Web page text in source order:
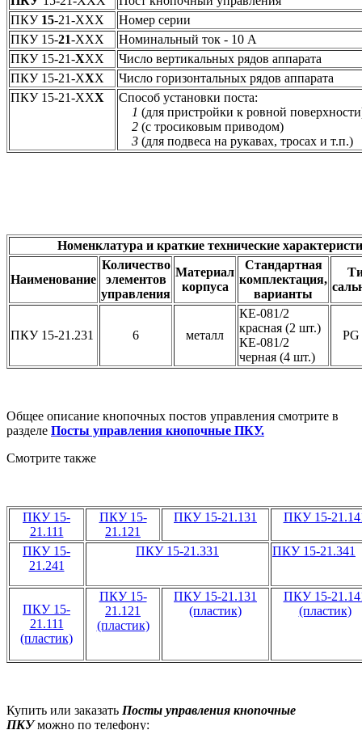
ПКУ 15-21-ХХХ
Номер серии
ПКУ 15-21-ХХХ
Номинальный ток - 10 А
ПКУ 15-21-ХХХ
Число вертикальных рядов аппарата
ПКУ 15-21-ХХХ
Число горизонтальных рядов аппарата
ПКУ 15-21-ХХХ
Способ установки поста:
1 (для пристройки к ровной
2 (с тросиковым приводом)
3 (для подвеса на рукавах, тросах и т.п.)
Номенклатура и краткие технические
Наименование
Количество
элементов
управления
Материал
корпуса
Стандартная
комплектация,
варианты
ПКУ 15-21.231 6 металл
КЕ-081/2
красная (2 шт.)
КЕ-081/2
черная (4 шт.)
PG
Общее описание кнопочных постов управления смотрите в
разделе Посты управления кнопочные ПКУ.
Смотрите также
ПКУ 15-
21.111
ПКУ 15-
21.121
ПКУ 15-21.131 ПКУ 15-
ПКУ 15-
21.241
ПКУ 15-21.331 ПКУ 15-21.341
ПКУ 15-
21.111
(пластик)
ПКУ 15-
21.121
(пластик)
ПКУ 15-21.131
(пластик)
ПКУ 15-
(пластик)
Купить или заказать Посты управления кнопочные
ПКУможно по телефону: